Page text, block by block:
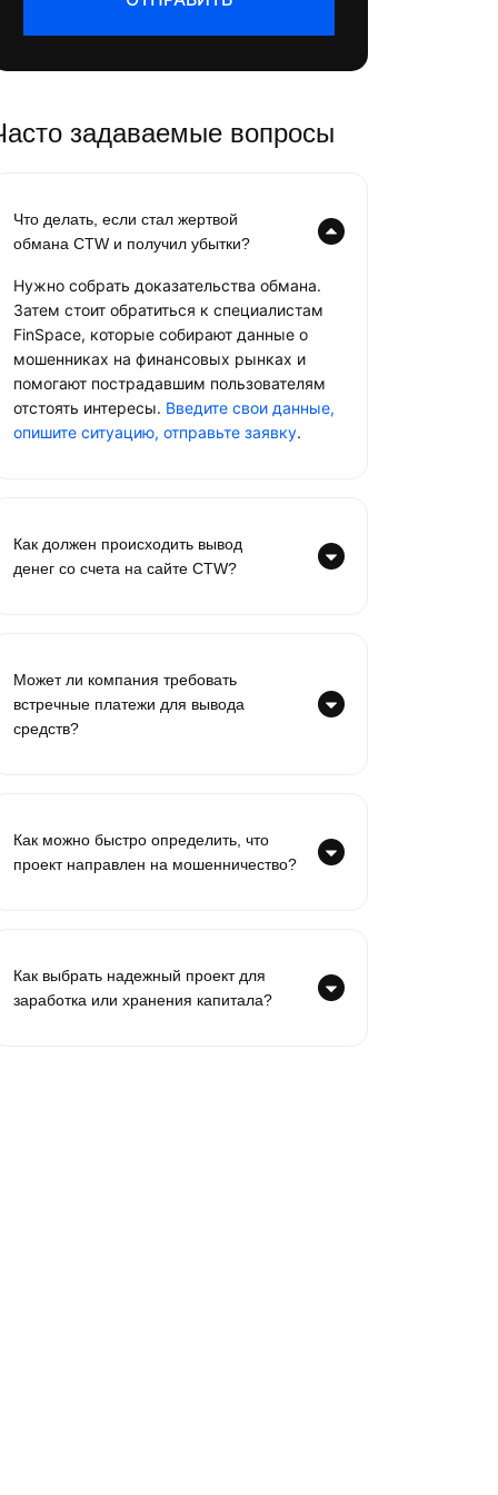
задаваемые вопросы
Что делать, если стал жертвой
обмана CTW и получил убытки?
Нужно собрать доказательства обмана.
Затем стоит обратиться к специалистам
FinSpace, которые собирают данные о
мошенниках на финансовых рынках и
помогают пострадавшим пользователям
отстоять интересы. Введите свои данные,
опишите ситуацию, отправьте заявку.
Как должен происходить вывод
денег со счета на сайте CTW?
Может ли компания требовать
встречные платежи для вывода
средств?
Как можно быстро определить, что
проект направлен на мошенничество?
Как выбрать надежный проект для
заработка или хранения капитала?